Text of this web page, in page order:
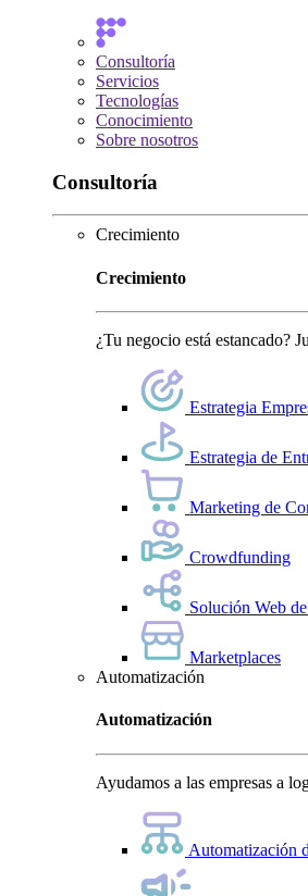
Consultoría
Servicios
Tecnologías
Conocimiento
Sobre nosotros
Consultoría
Crecimiento
Crecimiento
¿Tu negocio está estancado?
Estrategia
Estrategia de
Marketing de
Crowdfunding
Solución Web
Marketplaces
Automatización
Automatización
Ayudamos a las empresas a
Automatización